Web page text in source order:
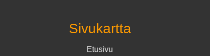
Sivukartta
Etusivu